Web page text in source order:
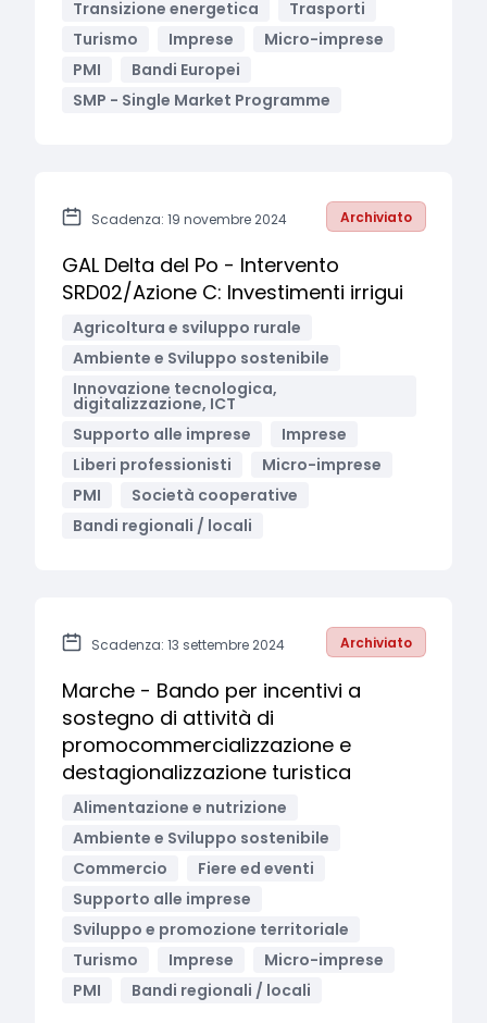
Transizione energetica
Trasporti
Turismo
Imprese
Micro-imprese
PMI
Bandi Europei
SMP - Single Market Programme
Scadenza: 19 novembre 2024 Archiviato
GAL Delta del Po - Intervento
SRD02/Azione C: Investimenti irrigui
Agricoltura e sviluppo rurale
Ambiente e Sviluppo sostenibile
Innovazione tecnologica,
digitalizzazione, ICT
Supporto alle imprese
Imprese
Liberi professionisti
Micro-imprese
PMI
Società cooperative
Bandi regionali / locali
Scadenza: 13 settembre 2024 Archiviato
Marche - Bando per incentivi a
sostegno di attività di
promocommercializzazione e
destagionalizzazione turistica
Alimentazione e nutrizione
Ambiente e Sviluppo sostenibile
Commercio
Fiere ed eventi
Supporto alle imprese
Sviluppo e promozione territoriale
Turismo
Imprese
Micro-imprese
PMI
Bandi regionali / locali